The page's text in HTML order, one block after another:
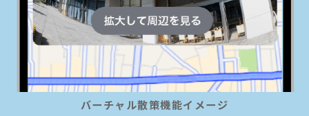
バーチャル散策機能イメージ